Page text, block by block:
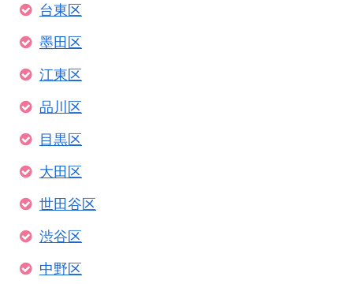
台東区
墨田区
江東区
品川区
目黒区
大田区
世田谷区
渋谷区
中野区